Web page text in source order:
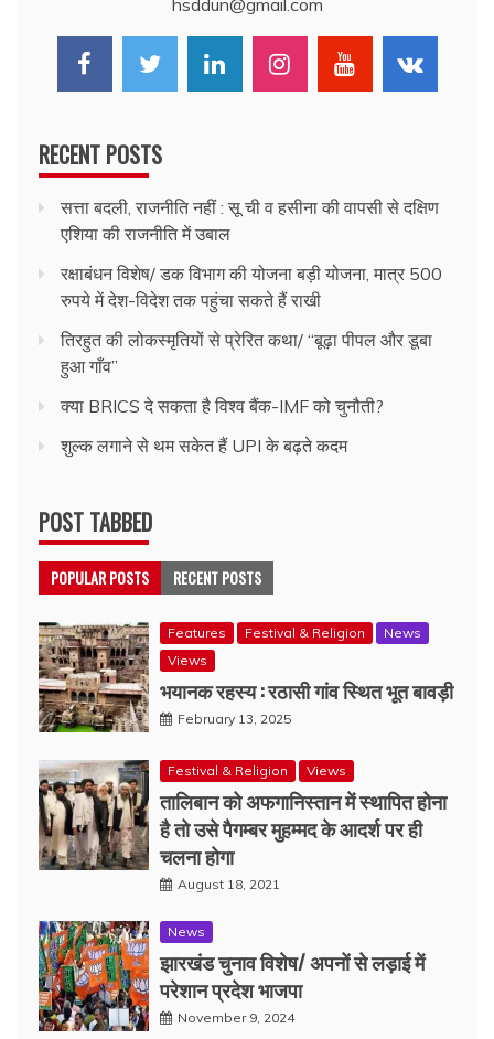
RECENT POSTS
सत्ता बदली, राजनीति नहीं : सू ची व हसीना की वापसी से दक्षिण
एशिया की राजनीति में उबाल
रक्षाबंधन विशेष/ डक विभाग की योजना बड़ी योजना, मात्र 500
रुपये में देश-विदेश तक पहुंचा सकते हैं राखी
तिरहुत की लोकस्मृतियों से प्रेरित कथा/ ‘‘बूढ़ा पीपल और डूबा
हुआ गाँव’’
क्या BRICS दे सकता है विश्व बैंक-IMF को चुनौती?
शुल्क लगाने से थम सकेत हैं UPI के बढ़ते कदम
POST TABBED
POPULAR POSTS RECENT POSTS
Features Festival & Religion
News
Views
भयानक रहस्य : रठासी गांव स्थित भूत बावड़ी
February 13, 2025
Festival & Religion Views
तालिबान को अफगानिस्तान में स्थापित होना
है तो उसे पैगम्बर मुहम्मद के आदर्श पर ही
चलना होगा
August 18, 2021
News
झारखंड चुनाव विशेष/ अपनों से लड़ाई में
परेशान प्रदेश भाजपा
November 9, 2024